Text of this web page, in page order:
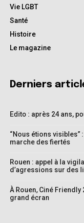
Vie LGBT
Santé
Histoire
Le magazine
Derniers
Edito : après 24 ans,
“Nous étions visibles”
marche des fiertés
Rouen : appel à la
d’agressions sur des
À Rouen, Ciné
grand écran